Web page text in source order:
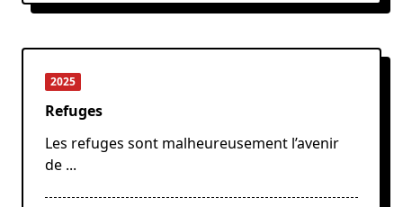
2025
Refuges
Les refuges sont malheureusement l’avenir
de ...